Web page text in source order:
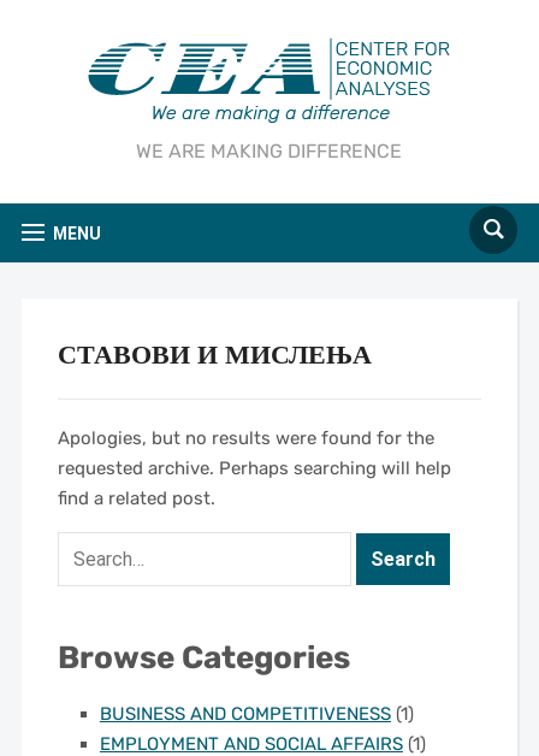
WE ARE MAKING DIFFERENCE
MENU
СТАВОВИ И МИСЛЕЊА
Apologies, but no results were found for the
requested archive. Perhaps searching will help
find a related post.
Browse Categories
BUSINESS AND COMPETITIVENESS(1)
EMPLOYMENT AND SOCIAL AFFAIRS(1)